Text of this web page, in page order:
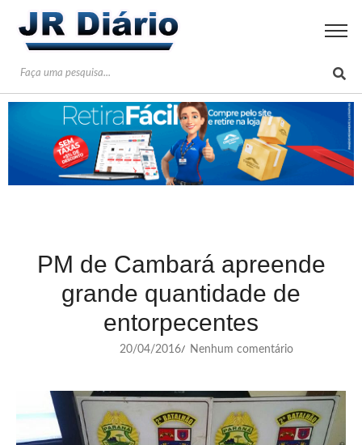
PM de Cambará apreende
grande quantidade de
entorpecentes
20/04/2016/ Nenhum comentário